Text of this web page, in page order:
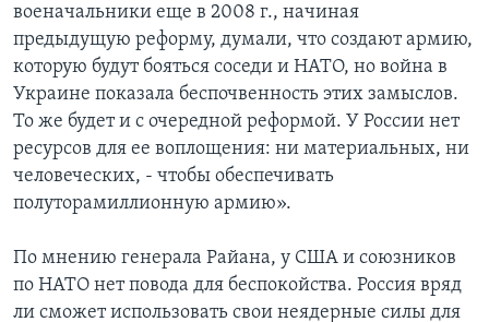
военачальники еще в 2008 г., начиная
предыдущую реформу, думали, что создают армию,
которую будут бояться соседи и НАТО, но война в
Украине показала беспочвенность этих замыслов.
То же будет и с очередной реформой. У России нет
ресурсов для ее воплощения: ни материальных, ни
человеческих, - чтобы обеспечивать
полуторамиллионную армию».
По мнению генерала Райана, у США и союзников
по НАТО нет повода для беспокойства. Россия вряд
ли сможет использовать свои неядерные силы для